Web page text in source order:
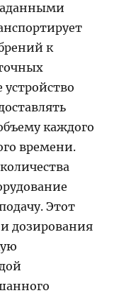
к
каждого
времени.
Этот
дозирования